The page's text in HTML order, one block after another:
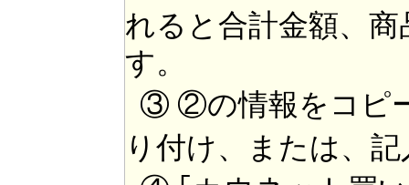
れると合計金額、
す。
③ ②の情報をコピ
り付け、または、